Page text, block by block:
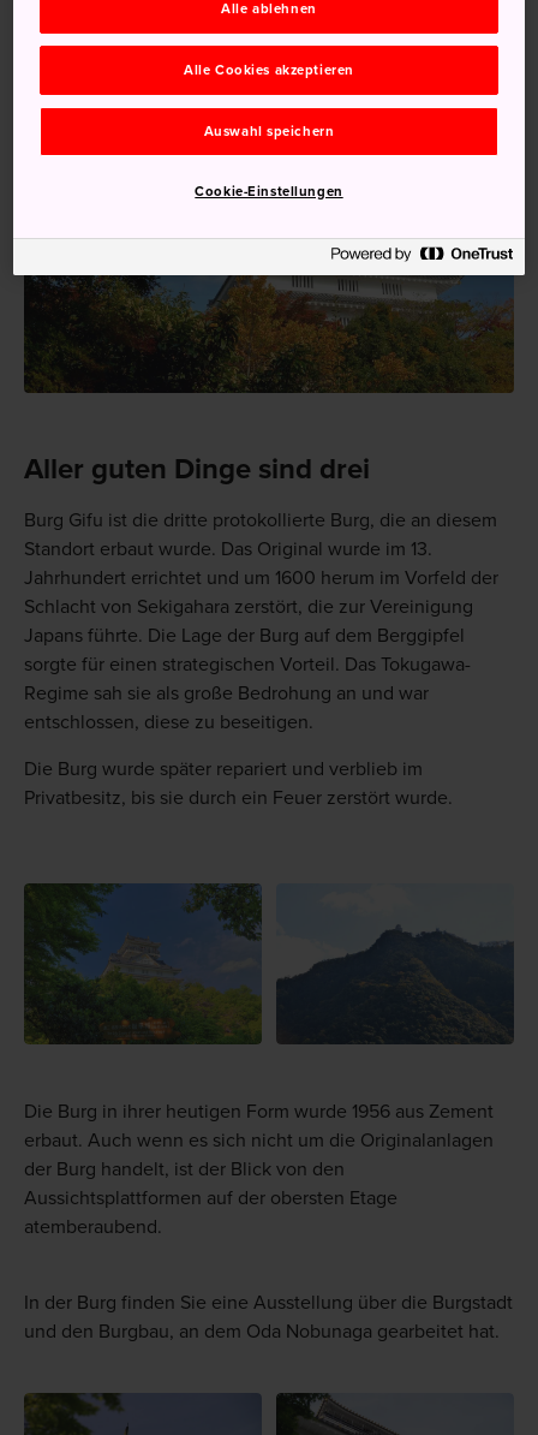
Aller guten Dinge sind drei
Burg Gifu ist die dritte protokollierte Burg, die an diesem
Standort erbaut wurde. Das Original wurde im 13.
Jahrhundert errichtet und um 1600 herum im Vorfeld der
Schlacht von Sekigahara zerstört, die zur Vereinigung
Japans führte. Die Lage der Burg auf dem Berggipfel
sorgte für einen strategischen Vorteil. Das Tokugawa-
Regime sah sie als große Bedrohung an und war
entschlossen, diese zu beseitigen.
Die Burg wurde später repariert und verblieb im
Privatbesitz, bis sie durch ein Feuer zerstört wurde.
Die Burg in ihrer heutigen Form wurde 1956 aus Zement
erbaut. Auch wenn es sich nicht um die Originalanlagen
der Burg handelt, ist der Blick von den
Aussichtsplattformen auf der obersten Etage
atemberaubend.
In der Burg finden Sie eine Ausstellung über die Burgstadt
und den Burgbau, an dem Oda Nobunaga gearbeitet hat.
Alle ablehnen
Alle Cookies akzeptieren
Auswahl speichern
Cookie-Einstellungen